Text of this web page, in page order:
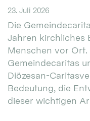
23. Juli 2026
Die
Jahren kirchliches
Menschen vor
Gemeindecaritas
Diözesan-
Bedeutung, die
dieser wichtigen